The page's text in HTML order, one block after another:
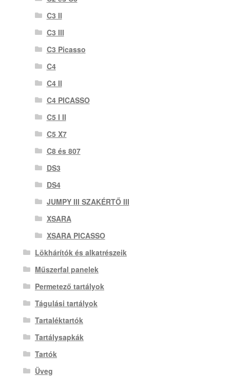
C3 II
C3 III
C3 Picasso
C4
C4 II
C4 PICASSO
C5 I II
C5 X7
C8 és 807
DS3
DS4
JUMPY III SZAKÉRTŐ III
XSARA
XSARA PICASSO
Lökhárítók és alkatrészeik
Műszerfal panelek
Permetező tartályok
Tágulási tartályok
Tartaléktartók
Tartálysapkák
Tartók
Üveg